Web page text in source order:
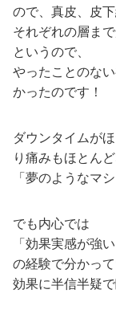
ので、真皮、皮
それぞれの層ま
というので、
やったことのな
かったのです！
ダウンタイムが
り痛みもほとん
「夢のようなマ
でも内心では
「効果実感が強
の経験で分かって
効果に半信半疑で